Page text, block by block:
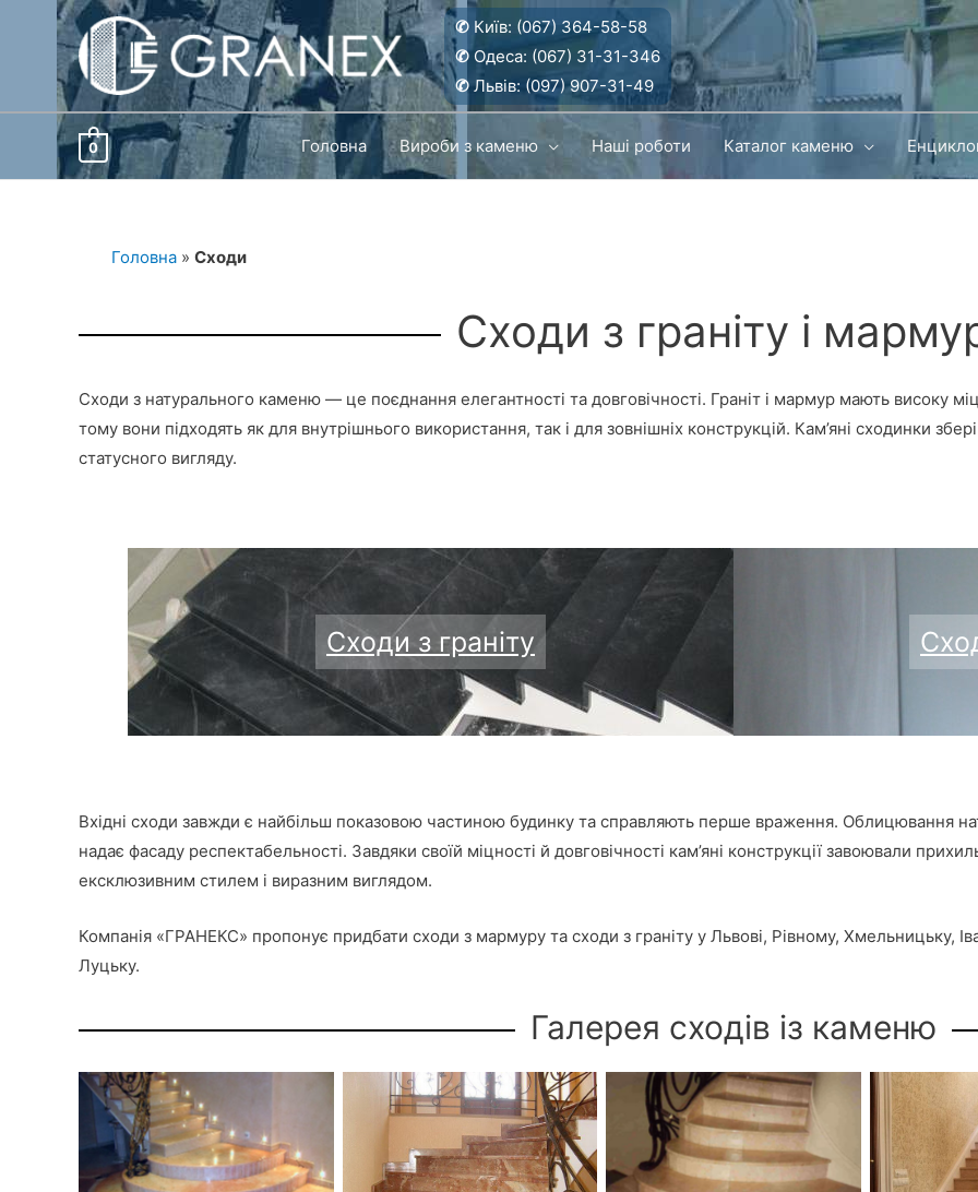
Перейти
✆ Київ: (067) 364-58-58
✆Одеса: (067) 31-31-346
✆Львів: (097) 907-31-49
0 Головна Вироби з каменю Наші роботи Каталог каменю
Головна » Сходи
Сходи з граніту і
Сходи з натурального каменю — це поєднання елегантності та довговічності. Граніт і мармур мають високу
тому вони підходять як для внутрішнього використання, так і для зовнішніх конструкцій. Кам’яні сходинки
статусного вигляду.
Сходи з граніту
Вхідні сходи завжди є найбільш показовою частиною будинку та справляють перше враження. Облицювання
надає фасаду респектабельності. Завдяки своїй міцності й довговічності кам’яні конструкції завоювали
ексклюзивним стилем і виразним виглядом.
Компанія «ГРАНЕКС» пропонує придбати сходи з мармуру та сходи з граніту у Львові, Рівному, Хмельницьку,
Луцьку.
Галерея сходів із каменю
Сходи з підсвічуванням з
мармуру Lotus Rosalia
Сходи з червоно-
коричневого мармуру Burdur
Радіальні сходи з мармуру
Lotus Beige
Парадні